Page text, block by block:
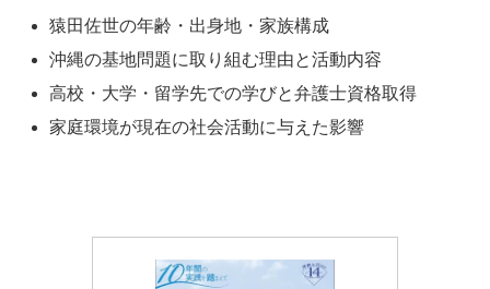
猿田佐世の年齢・出身地・家族構成
沖縄の基地問題に取り組む理由と活動内容
高校・大学・留学先での学びと弁護士資格取得
家庭環境が現在の社会活動に与えた影響